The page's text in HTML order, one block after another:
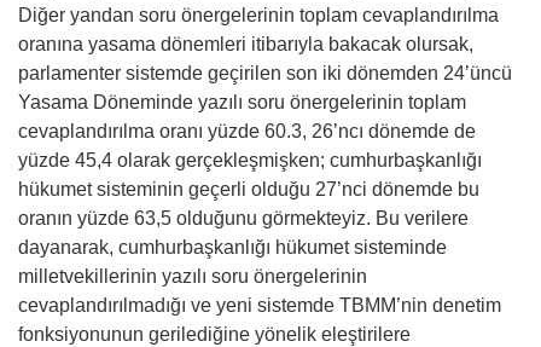
Diğer yandan soru önergelerinin toplam cevaplandırılma
oranına yasama dönemleri itibarıyla bakacak olursak,
parlamenter sistemde geçirilen son iki dönemden 24’üncü
Yasama Döneminde yazılı soru önergelerinin toplam
cevaplandırılma oranı yüzde 60.3, 26’ncı dönemde de
yüzde 45,4 olarak gerçekleşmişken; cumhurbaşkanlığı
hükumet sisteminin geçerli olduğu 27’nci dönemde bu
oranın yüzde 63,5 olduğunu görmekteyiz. Bu verilere
dayanarak, cumhurbaşkanlığı hükumet sisteminde
milletvekillerinin yazılı soru önergelerinin
cevaplandırılmadığı ve yeni sistemde TBMM’nin denetim
fonksiyonunun gerilediğine yönelik eleştirilere